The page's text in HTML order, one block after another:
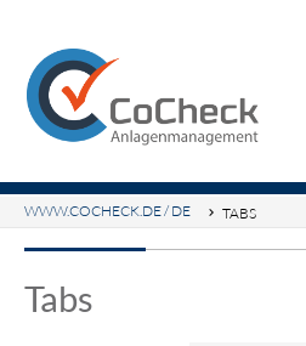
WWW.COCHECK.DE / DE TABS
Suchbegriffe
Tabs